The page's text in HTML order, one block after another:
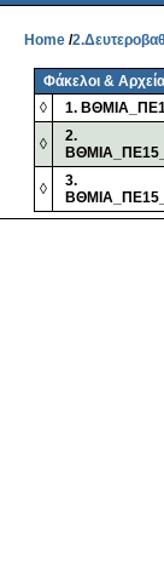
Home /
Φάκελοι &
◊
1.
◊
2.
◊
3.